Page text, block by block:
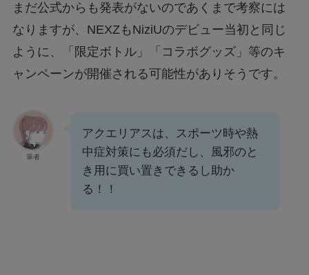
まだ公式からも発表がないのであくまで考察には
なりますが、NEXZもNiziUのデビュー当初と同じ
ように、「限定ボトル」「コラボグッズ」等のキ
ャンペーンが開催される可能性がありそうです。
筆者
アクエリアスは、スポーツ時や熱
中症対策にも必須だし、風邪のと
き用に買い置きできるし助か
る！！